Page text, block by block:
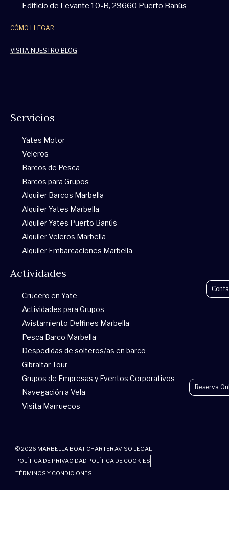
Reserva
Edificio de Levante 10-B, 29660 Puerto Banús
CÓMO LLEGAR
VISITA NUESTRO BLOG
a
t
s
a
p
p
c
e
b
o
o
k
-
f
a
g
r
a
r
Servicios
Yates Motor
Veleros
Barcos de Pesca
Barcos para Grupos
Alquiler Barcos Marbella
Alquiler Yates Marbella
Alquiler Yates Puerto Banús
Alquiler Veleros Marbella
Alquiler Embarcaciones Marbella
Actividades
Crucero en Yate
Actividades para Grupos
Avistamiento Delfines Marbella
Pesca Barco Marbella
Despedidas de solteros/as en barco
Gibraltar Tour
Grupos de Empresas y Eventos Corporativos
Navegación a Vela
Visita Marruecos
© 2026 MARBELLA BOAT CHARTERAVISO LEGAL
POLÍTICA DE PRIVACIDAD POLÍTICA DE COOKIES
TÉRMINOS Y CONDICIONES